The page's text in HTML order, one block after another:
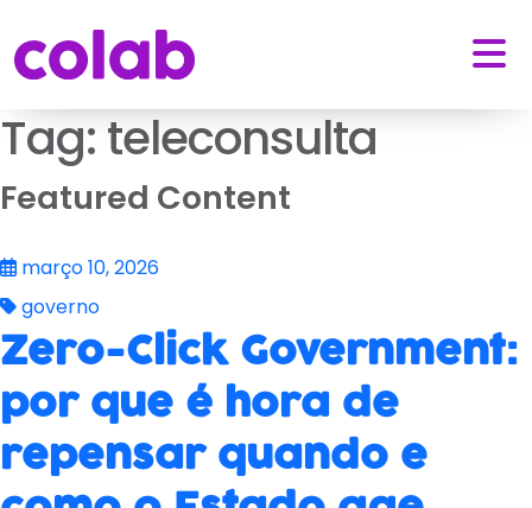
Tag: teleconsulta
Featured Content
março 10, 2026
governo
Zero-Click Government:
por que é hora de
repensar quando e